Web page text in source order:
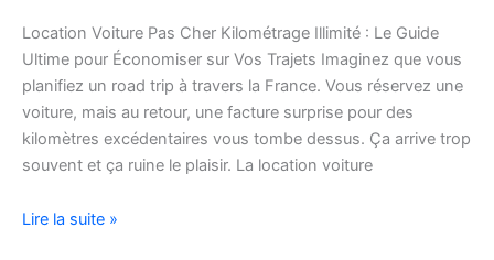
Location Voiture Pas Cher Kilométrage Illimité : Le Guide
Ultime pour Économiser sur Vos Trajets Imaginez que vous
planifiez un road trip à travers la France. Vous réservez une
voiture, mais au retour, une facture surprise pour des
kilomètres excédentaires vous tombe dessus. Ça arrive trop
souvent et ça ruine le plaisir. La location voiture
Location
Lire la suite »